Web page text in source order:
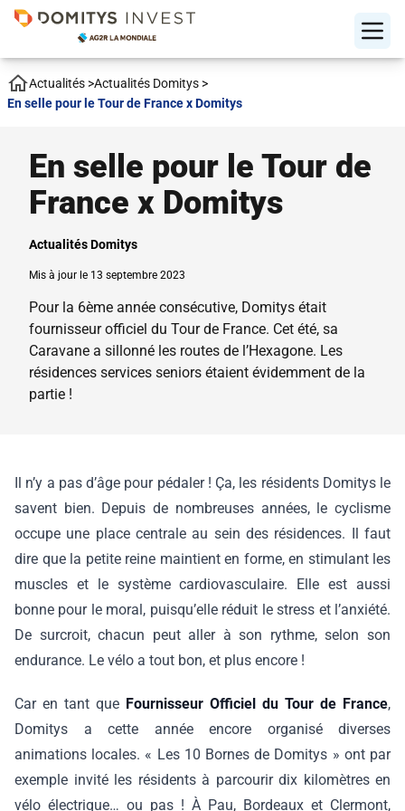
Actualités >Actualités Domitys >
En selle pour le Tour de France x Domitys
En selle pour le Tour de
France x Domitys
Actualités Domitys
Mis à jour le 13 septembre 2023
Pour la 6ème année consécutive, Domitys était
fournisseur officiel du Tour de France. Cet été, sa
Caravane a sillonné les routes de l’Hexagone. Les
résidences services seniors étaient évidemment de la
partie !
Il n’y a pas d’âge pour pédaler ! Ça, les résidents Domitys le
savent bien. Depuis de nombreuses années, le cyclisme
occupe une place centrale au sein des résidences. Il faut
dire que la petite reine maintient en forme, en stimulant les
muscles et le système cardiovasculaire. Elle est aussi
bonne pour le moral, puisqu’elle réduit le stress et l’anxiété.
De surcroit, chacun peut aller à son rythme, selon son
endurance. Le vélo a tout bon, et plus encore !
Car en tant que Fournisseur Officiel du Tour de France,
Domitys a cette année encore organisé diverses
animations locales. « Les 10 Bornes de Domitys » ont par
exemple invité les résidents à parcourir dix kilomètres en
vélo électrique… ou pas ! À Pau, Bordeaux et Clermont,